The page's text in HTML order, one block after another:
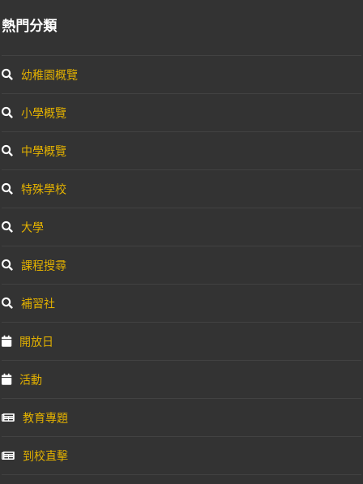
熱門分類
幼稚園概覽
小學概覽
中學概覽
特殊學校
大學
課程搜尋
補習社
開放日
活動
教育專題
到校直擊